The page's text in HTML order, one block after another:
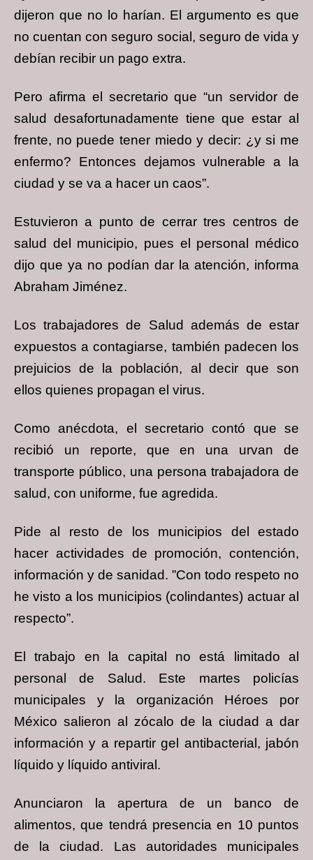
dijeron que no lo harían. El argumento es que
no cuentan con seguro social, seguro de vida y
debían recibir un pago extra.
Pero afirma el secretario que “un servidor de
salud desafortunadamente tiene que estar al
frente, no puede tener miedo y decir: ¿y si me
enfermo? Entonces dejamos vulnerable a la
ciudad y se va a hacer un caos”.
Estuvieron a punto de cerrar tres centros de
salud del municipio, pues el personal médico
dijo que ya no podían dar la atención, informa
Abraham Jiménez.
Los trabajadores de Salud además de estar
expuestos a contagiarse, también padecen los
prejuicios de la población, al decir que son
ellos quienes propagan el virus.
Como anécdota, el secretario contó que se
recibió un reporte, que en una urvan de
transporte público, una persona trabajadora de
salud, con uniforme, fue agredida.
Pide al resto de los municipios del estado
hacer actividades de promoción, contención,
información y de sanidad. ”Con todo respeto no
he visto a los municipios (colindantes) actuar al
respecto”.
El trabajo en la capital no está limitado al
personal de Salud. Este martes policías
municipales y la organización Héroes por
México salieron al zócalo de la ciudad a dar
información y a repartir gel antibacterial, jabón
líquido y líquido antiviral.
Anunciaron la apertura de un banco de
alimentos, que tendrá presencia en 10 puntos
de la ciudad. Las autoridades municipales